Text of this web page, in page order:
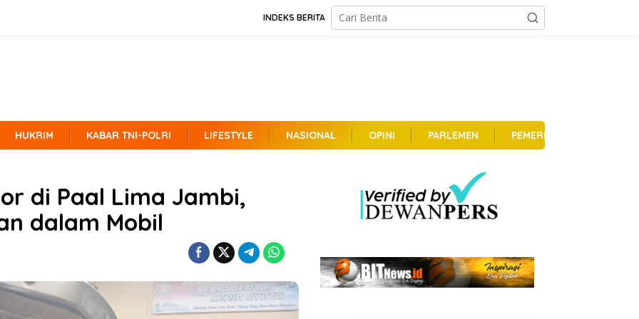
INDEKS BERITA
HUKRIM KABAR TNI-POLRI LIFESTYLE NASIONAL OPINI PARLEMEN PEMERINTAHAN
di Paal Lima Jambi,
dalam Mobil